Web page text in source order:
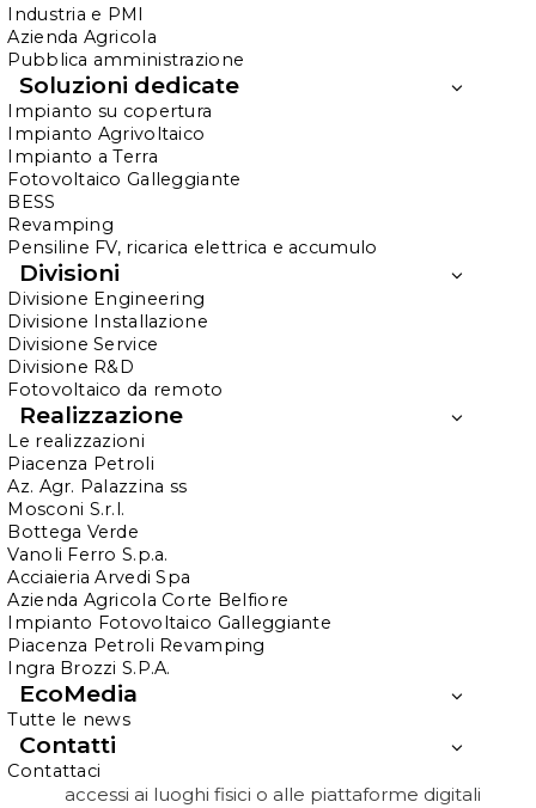
Industria e PMI
Azienda Agricola
Pubblica amministrazione
Soluzioni dedicate
Impianto su copertura
Impianto Agrivoltaico
Impianto a Terra
Fotovoltaico Galleggiante
BESS
Revamping
Pensiline FV, ricarica elettrica e accumulo
Divisioni
Divisione Engineering
Divisione Installazione
Divisione Service
Divisione R&D
Fotovoltaico da remoto
Realizzazione
Le realizzazioni
Piacenza Petroli
Az. Agr. Palazzina ss
Mosconi S.r.l.
Bottega Verde
Vanoli Ferro S.p.a.
Acciaieria Arvedi Spa
Azienda Agricola Corte Belfiore
Impianto Fotovoltaico Galleggiante
Piacenza Petroli Revamping
Ingra Brozzi S.P.A.
EcoMedia
Tutte le news
Contatti
Contattaci
Informativa per
partecipanti ad
eventi
Gentile Partecipante,
Grazie per partecipare al nostro evento.
Proteggere i tuoi dati personali è per noi molto
importante. Ai sensi dell’art. 13 del Regolamento
(UE) 2016/679 (GDPR), il Titolare del Trattamento
desidera informarti in merito alle finalità e alle
modalità di trattamento dei tuoi dati personali.
Finalità del trattamento
e natura dei principali
dati trattati
Trattiamo i tuoi dati personali per le seguenti
finalità:
Finalità amministrative, inerenti la registrazione
e gestione della partecipazione all’evento;
Finalità di sicurezza, inerenti il controllo degli
accessi ai luoghi fisici o alle piattaforme digitali